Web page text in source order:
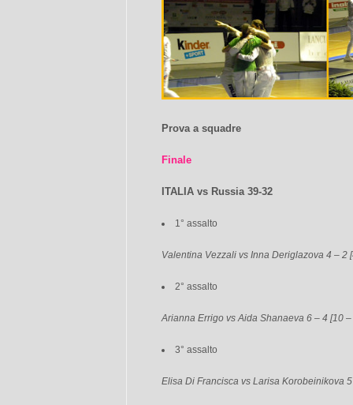
Prova a squadre
Finale
ITALIA vs Russia 39-32
1° assalto
Valentina Vezzali vs Inna Deriglazova 4 – 2
2° assalto
Arianna Errigo vs Aida Shanaeva 6 – 4 [10 –
3° assalto
Elisa Di Francisca vs Larisa Korobeinikova